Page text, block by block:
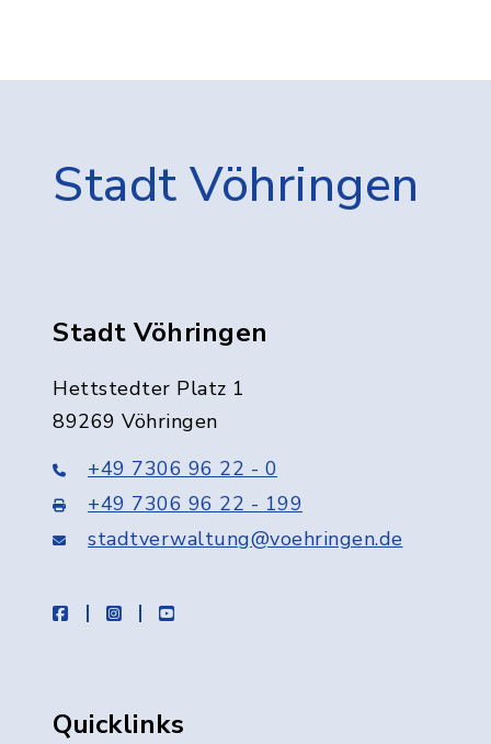
Stadt Vöhringen
Stadt Vöhringen
Hettstedter Platz 1
89269 Vöhringen
+49 7306 96 22 - 0
+49 7306 96 22 - 199
stadtverwaltung@voehringen.de
facebookinstagramyoutube
Quicklinks